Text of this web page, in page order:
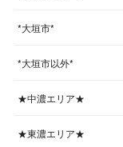
*大垣市*
*大垣市以外*
★中濃エリア★
★東濃エリア★